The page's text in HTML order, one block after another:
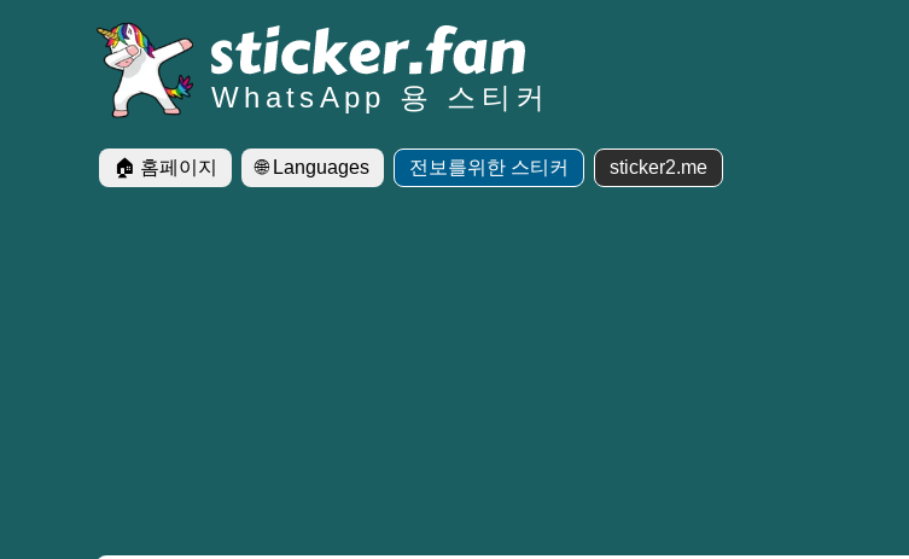
WhatsApp 용 스티커
🏠 홈페이지 🌐 Languages 전보를위한 스티커 sticker2.me